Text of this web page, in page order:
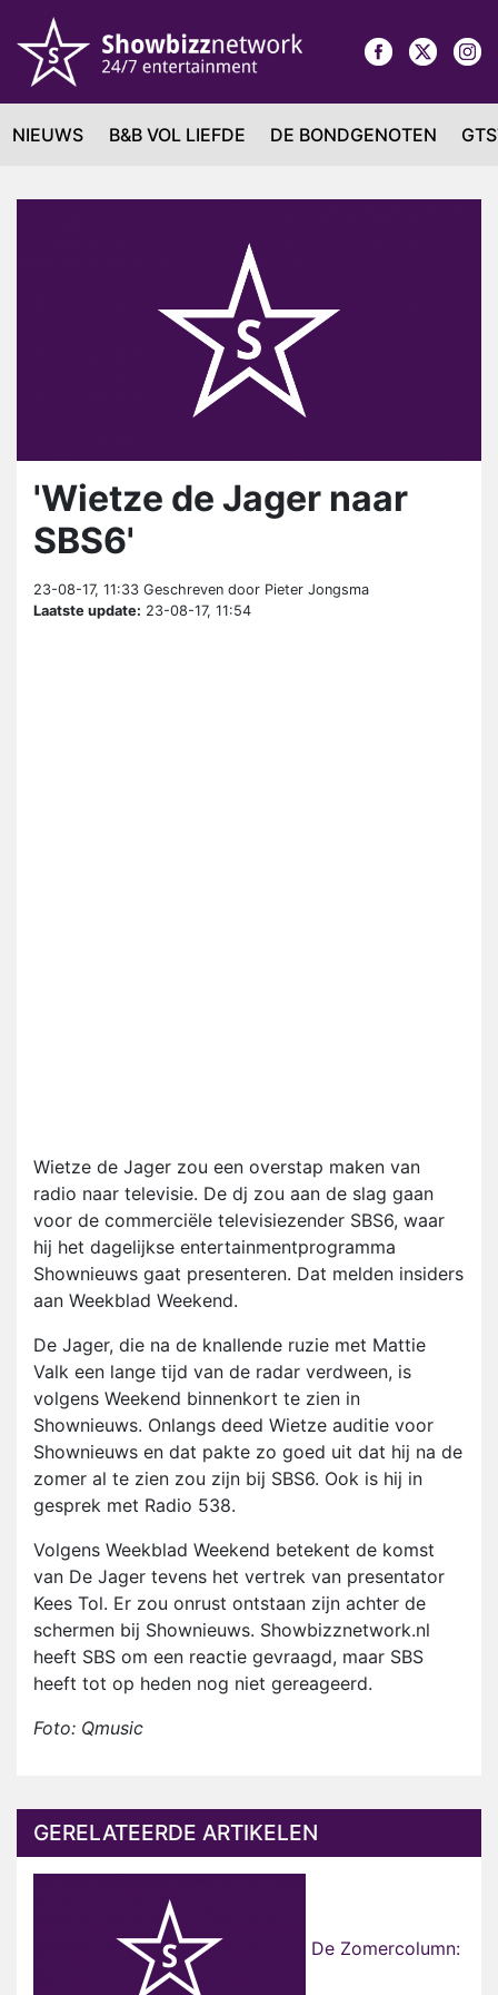
NIEUWS B&B VOL LIEFDE DE BONDGENOTEN
'Wietze de Jager naar
SBS6'
23-08-17, 11:33 Geschreven door Pieter Jongsma
Laatste update: 23-08-17, 11:54
Wietze de Jager zou een overstap maken van
radio naar televisie. De dj zou aan de slag gaan
voor de commerciële televisiezender SBS6, waar
hij het dagelijkse entertainmentprogramma
Shownieuws gaat presenteren. Dat melden insiders
aan Weekblad Weekend.
De Jager, die na de knallende ruzie met Mattie
Valk een lange tijd van de radar verdween, is
volgens Weekend binnenkort te zien in
Shownieuws. Onlangs deed Wietze auditie voor
Shownieuws en dat pakte zo goed uit dat hij na de
zomer al te zien zou zijn bij SBS6. Ook is hij in
gesprek met Radio 538.
Volgens Weekblad Weekend betekent de komst
van De Jager tevens het vertrek van presentator
Kees Tol. Er zou onrust ontstaan zijn achter de
schermen bij Shownieuws. Showbizznetwork.nl
heeft SBS om een reactie gevraagd, maar SBS
heeft tot op heden nog niet gereageerd.
Foto: Qmusic
GERELATEERDE ARTIKELEN
De Zomercolumn: